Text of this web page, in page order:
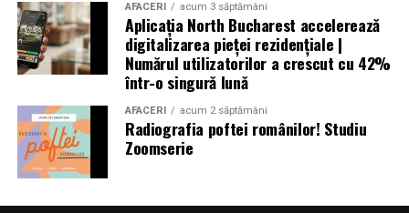
– Sf. Ioan Maria Vianney, preot (Calendarul Romano-
Catolic 2026)
– 1807: S-a născut Constantin Lecca, pictor, tipograf,
editor, scriitor, traducător şi profesor; ctitorul primei
tipografii (19.IX.1837) şi al primului periodic din
AFACERI acum 3 săptămâni
Aplicația North Bucharest accelerează
digitalizarea pieței rezidențiale |
Numărul utilizatorilor a crescut cu 42%
într-o singură lună
AFACERI acum 2 săptămâni
Radiografia poftei românilor! Studiu
Zoomserie